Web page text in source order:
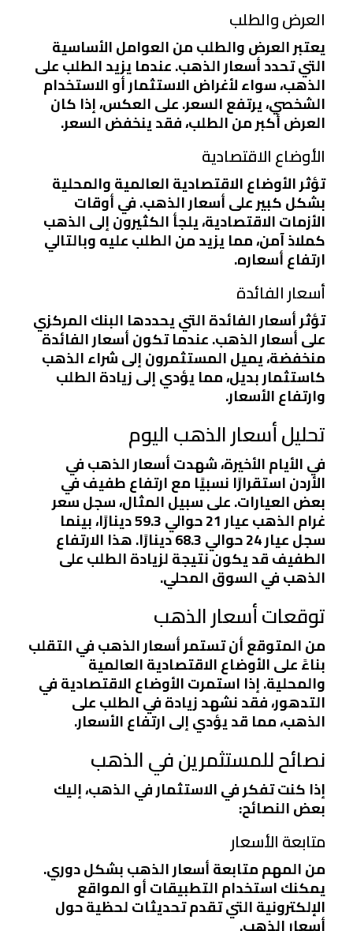
العرض والطلب
يعتبر العرض والطلب من العوامل الأساسية
التي تحدد أسعار الذهب. عندما يزيد الطلب على
الذهب، سواء لأغراض الاستثمار أو الاستخدام
الشخصي، يرتفع السعر. على العكس، إذا كان
العرض أكبر من الطلب، فقد ينخفض السعر.
الأوضاع الاقتصادية
تؤثر الأوضاع الاقتصادية العالمية والمحلية
بشكل كبير على أسعار الذهب. في أوقات
الأزمات الاقتصادية، يلجأ الكثيرون إلى الذهب
كملاذ آمن، مما يزيد من الطلب عليه وبالتالي
ارتفاع أسعاره.
أسعار الفائدة
تؤثر أسعار الفائدة التي يحددها البنك المركزي
على أسعار الذهب. عندما تكون أسعار الفائدة
منخفضة، يميل المستثمرون إلى شراء الذهب
كاستثمار بديل، مما يؤدي إلى زيادة الطلب
وارتفاع الأسعار.
تحليل أسعار الذهب اليوم
في الأيام الأخيرة، شهدت أسعار الذهب في
الأردن استقرارًا نسبيًا مع ارتفاع طفيف في
بعض العيارات. على سبيل المثال، سجل سعر
غرام الذهب عيار 21 حوالي 59.3 دينارًا، بينما
سجل عيار 24 حوالي 68.3 دينارًا. هذا الارتفاع
الطفيف قد يكون نتيجة لزيادة الطلب على
الذهب في السوق المحلي.
توقعات أسعار الذهب
من المتوقع أن تستمر أسعار الذهب في التقلب
بناءً على الأوضاع الاقتصادية العالمية
والمحلية. إذا استمرت الأوضاع الاقتصادية في
التدهور، فقد نشهد زيادة في الطلب على
الذهب، مما قد يؤدي إلى ارتفاع الأسعار.
نصائح للمستثمرين في الذهب
إذا كنت تفكر في الاستثمار في الذهب، إليك
بعض النصائح:
متابعة الأسعار
من المهم متابعة أسعار الذهب بشكل دوري.
يمكنك استخدام التطبيقات أو المواقع
الإلكترونية التي تقدم تحديثات لحظية حول